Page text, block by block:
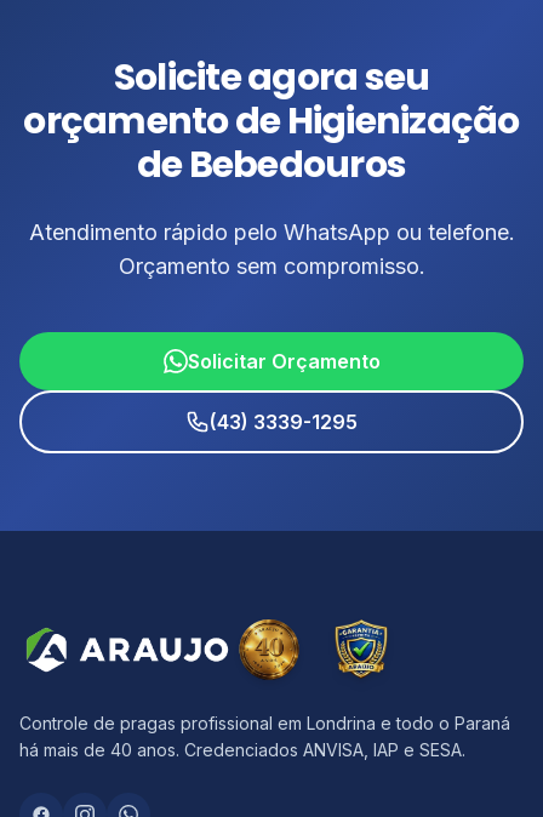
Solicite agora seu
orçamento de Higienização
de Bebedouros
Atendimento rápido pelo WhatsApp ou telefone.
Orçamento sem compromisso.
Solicitar Orçamento
(43) 3339-1295
Controle de pragas profissional em Londrina e todo o Paraná
há mais de 40 anos. Credenciados ANVISA, IAP e SESA.